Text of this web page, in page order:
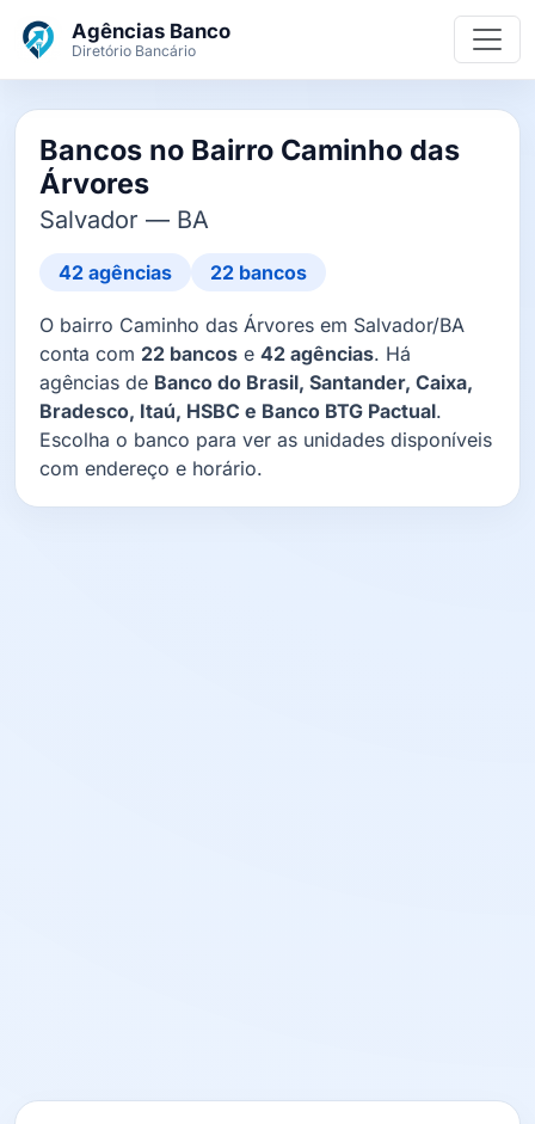
Agências Banco
Diretório Bancário
Bancos no Bairro Caminho das
Árvores
Salvador — BA
42 agências 22 bancos
O bairro Caminho das Árvores em Salvador/BA
conta com 22 bancos e 42 agências. Há
agências de Banco do Brasil, Santander, Caixa,
Bradesco, Itaú, HSBC e Banco BTG Pactual.
Escolha o banco para ver as unidades disponíveis
com endereço e horário.